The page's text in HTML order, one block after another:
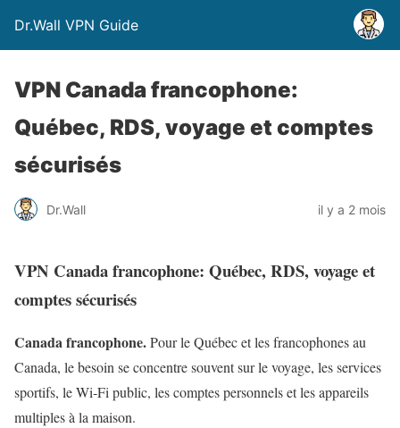
Dr.Wall VPN Guide
VPN Canada francophone:
Québec, RDS, voyage et comptes
sécurisés
Dr.Wall il y a 2 mois
VPN Canada francophone: Québec, RDS, voyage et
comptes sécurisés
Canada francophone.Pour le Québec et les francophones au
Canada, le besoin se concentre souvent sur le voyage, les services
sportifs, le Wi‑Fi public, les comptes personnels et les appareils
multiples à la maison.